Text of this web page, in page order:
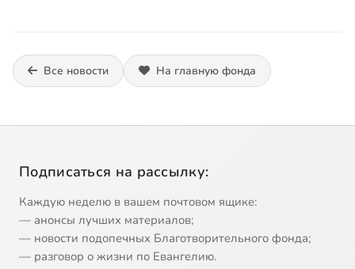
Все новости На главную фонда
Подписаться на рассылку:
Каждую неделю в вашем почтовом ящике:
— анонсы лучших материалов;
— новости подопечных Благотворительного фонда;
— разговор о жизни по Евангелию.